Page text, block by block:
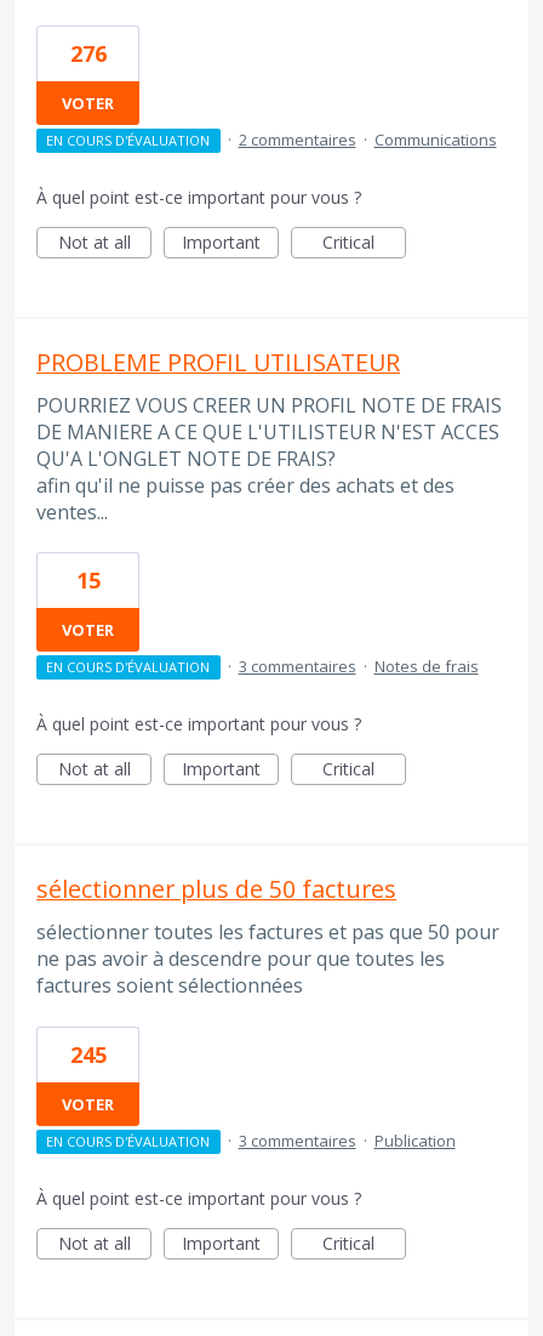
276
VOTER
EN COURS D'ÉVALUATION · 2 commentaires · Communications
À quel point est-ce important pour vous ?
Not at all
Important Critical
PROBLEME PROFIL UTILISATEUR
POURRIEZ VOUS CREER UN PROFIL NOTE DE FRAIS
DE MANIERE A CE QUE L'UTILISTEUR N'EST ACCES
QU'A L'ONGLET NOTE DE FRAIS?
afin qu'il ne puisse pas créer des achats et des
ventes...
15
VOTER
EN COURS D'ÉVALUATION · 3 commentaires · Notes de frais
À quel point est-ce important pour vous ?
Not at all
Important Critical
sélectionner plus de 50 factures
sélectionner toutes les factures et pas que 50 pour
ne pas avoir à descendre pour que toutes les
factures soient sélectionnées
245
VOTER
EN COURS D'ÉVALUATION · 3 commentaires · Publication
À quel point est-ce important pour vous ?
Not at all
Important Critical